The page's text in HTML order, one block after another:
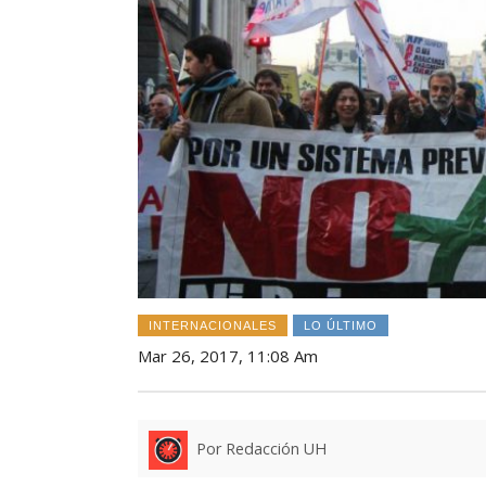
INTERNACIONALES LO ÚLTIMO
Mar 26, 2017, 11:08 Am
Por Redacción UH